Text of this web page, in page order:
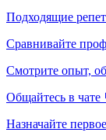
Подходящие
Сравнивайте
Смотрите опыт,
Общайтесь в чате
Назначайте